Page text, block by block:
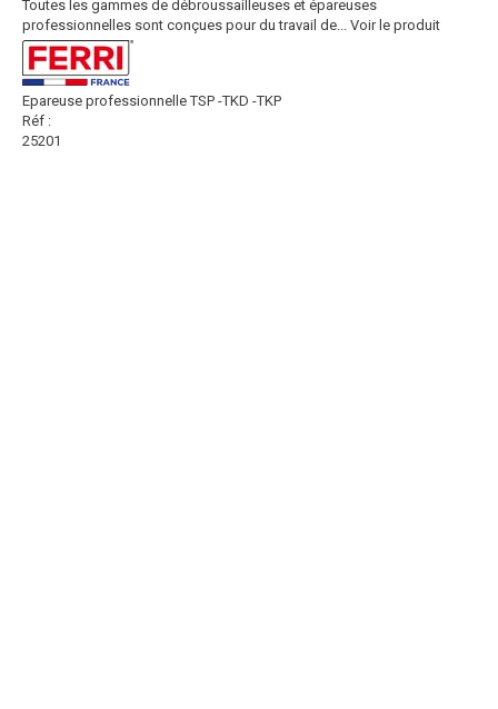
Toutes les gammes de débroussailleuses et épareuses
professionnelles sont conçues pour du travail de... Voir le produit
Epareuse professionnelle TSP -TKD -TKP
Réf :
25201